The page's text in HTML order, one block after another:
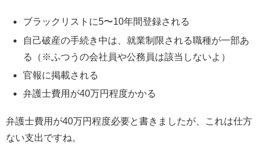
ブラックリストに5〜10年間登録される
自己破産の手続き中は、就業制限される職種が一部あ
る（※ふつうの会社員や公務員は該当しないよ）
官報に掲載される
弁護士費用が40万円程度かかる
弁護士費用が40万円程度必要と書きましたが、これは仕方
ない支出ですね。